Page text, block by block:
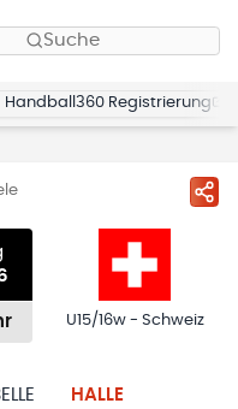
Suche
Handball360 Registrierung
U15/16w - Schweiz
HALLE